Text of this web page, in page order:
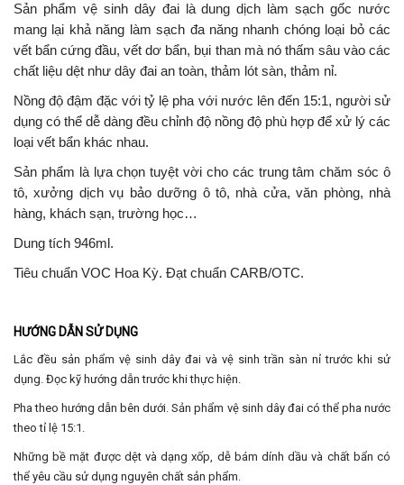
Sản phẩm vệ sinh dây đai là dung dịch làm sạch gốc nước
mang lại khả năng làm sạch đa năng nhanh chóng loại bỏ các
vết bẩn cứng đầu, vết dơ bẩn, bụi than mà nó thấm sâu vào các
chất liệu dệt như dây đai an toàn, thảm lót sàn, thảm nỉ.
Nồng độ đậm đặc với tỷ lệ pha với nước lên đến 15:1, người sử
dụng có thể dễ dàng đều chỉnh độ nồng độ phù hợp để xử lý các
loại vết bẩn khác nhau.
Sản phẩm là lựa chọn tuyệt vời cho các trung tâm chăm sóc ô
tô, xưởng dịch vụ bảo dưỡng ô tô, nhà cửa, văn phòng, nhà
hàng, khách sạn, trường học…
Dung tích 946ml.
Tiêu chuẩn VOC Hoa Kỳ. Đạt chuẩn CARB/OTC.
HƯỚNG DẪN SỬ DỤNG
Lắc đều sản phẩm vệ sinh dây đai và vệ sinh trần sàn nỉ trước khi sử
dụng. Đọc kỹ hướng dẫn trước khi thực hiện.
Pha theo hướng dẫn bên dưới. Sản phẩm vệ sinh dây đai có thể pha nước
theo tỉ lệ 15:1.
Những bề mặt được dệt và dạng xốp, dễ bám dính dầu và chất bẩn có
thể yêu cầu sử dụng nguyên chất sản phẩm.